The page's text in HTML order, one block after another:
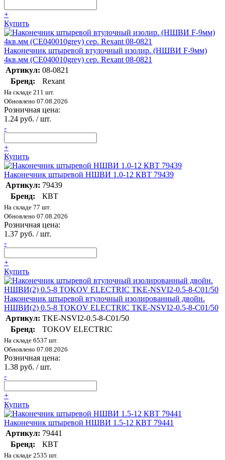
+
Купить
Наконечник штыревой втулочный изолир. (НШВИ F-9мм)
4кв.мм (СЕ040010grey) сер. Rexant 08-0821
Артикул: 08-0821
Бренд:
Rexant
На складе 211 шт.
Обновлено 07.08.2026
Розничная цена:
1.24 руб. / шт.
-
+
Купить
Наконечник штыревой НШВИ 1.0-12 КВТ 79439
Артикул: 79439
Бренд:
КВТ
На складе 77 шт.
Обновлено 07.08.2026
Розничная цена:
1.37 руб. / шт.
-
+
Купить
Наконечник штыревой втулочный изолированный двойн.
НШВИ(2) 0.5-8 TOKOV ELECTRIC TKE-NSVI2-0.5-8-C01/50
Артикул: TKE-NSVI2-0.5-8-C01/50
Бренд:
TOKOV ELECTRIC
На складе 6537 шт.
Обновлено 07.08.2026
Розничная цена:
1.38 руб. / шт.
-
+
Купить
Наконечник штыревой НШВИ 1.5-12 КВТ 79441
Артикул: 79441
Бренд:
КВТ
На складе 2535 шт.